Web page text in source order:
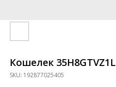
Кошелек
SKU: 192877025405